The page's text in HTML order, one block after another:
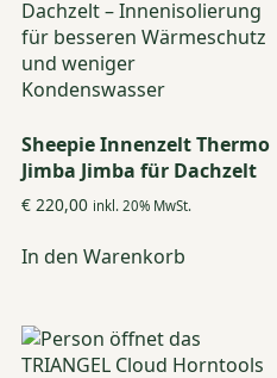
Sheepie Innenzelt Thermo
Jimba Jimba für Dachzelt
€220,00 inkl. 20% MwSt.
In den Warenkorb